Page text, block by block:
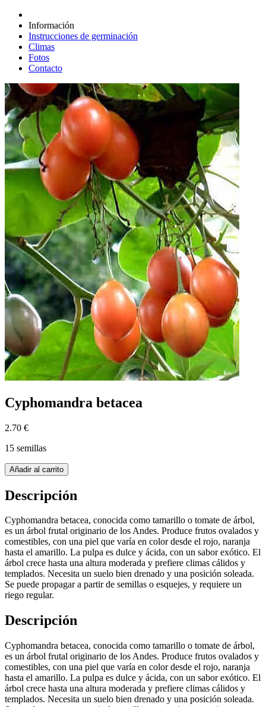
Información
Instrucciones de germinación
Climas
Fotos
Contacto
Cyphomandra betacea
2.70 €
15 semillas
Añadir al carrito
Descripción
Cyphomandra betacea, conocida como tamarillo o tomate de árbol,
es un árbol frutal originario de los Andes. Produce frutos ovalados y
comestibles, con una piel que varía en color desde el rojo, naranja
hasta el amarillo. La pulpa es dulce y ácida, con un sabor exótico. El
árbol crece hasta una altura moderada y prefiere climas cálidos y
templados. Necesita un suelo bien drenado y una posición soleada.
Se puede propagar a partir de semillas o esquejes, y requiere un
riego regular.
Descripción
Cyphomandra betacea, conocida como tamarillo o tomate de árbol,
es un árbol frutal originario de los Andes. Produce frutos ovalados y
comestibles, con una piel que varía en color desde el rojo, naranja
hasta el amarillo. La pulpa es dulce y ácida, con un sabor exótico. El
árbol crece hasta una altura moderada y prefiere climas cálidos y
templados. Necesita un suelo bien drenado y una posición soleada.